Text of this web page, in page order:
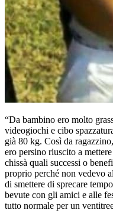
“Da bambino ero molto
videogiochi e cibo
già 80 kg. Così da
ero persino riuscito a
chissà quali successi o
proprio perché non vedevo
di smettere di sprecare
bevute con gli amici e alle
tutto normale per un